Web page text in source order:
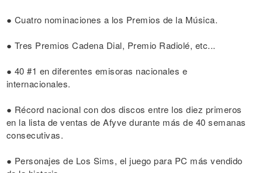
● Cuatro nominaciones a los Premios de la Música.
● Tres Premios Cadena Dial, Premio Radiolé, etc...
● 40 #1 en diferentes emisoras nacionales e
internacionales.
● Récord nacional con dos discos entre los diez primeros
en la lista de ventas de Afyve durante más de 40 semanas
consecutivas.
● Personajes de Los Sims, el juego para PC más vendido